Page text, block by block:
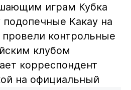
играм Кубка
Какау на
контрольные
клубом
корреспондент
на официальный